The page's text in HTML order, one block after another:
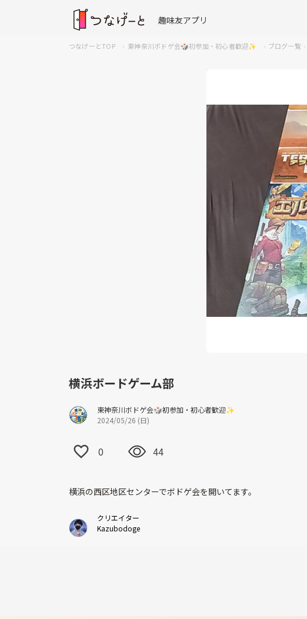
趣味友アプリ
つなげーとTOP 東神奈川ボドゲ会🎲初参加・初心者歓迎✨ ブログ一覧
横浜ボードゲーム部
東神奈川ボドゲ会🎲初参加・初心者歓迎✨
2024/05/26 (日)
0 44
横浜の西区地区センターでボドゲ会を開いてます。
クリエイター
Kazubodoge